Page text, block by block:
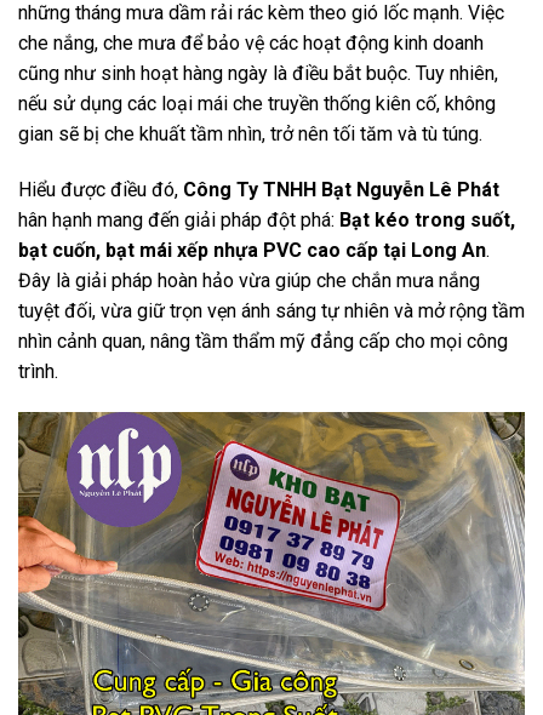
những tháng mưa dầm rải rác kèm theo gió lốc mạnh. Việc
che nắng, che mưa để bảo vệ các hoạt động kinh doanh
cũng như sinh hoạt hàng ngày là điều bắt buộc. Tuy nhiên,
nếu sử dụng các loại mái che truyền thống kiên cố, không
gian sẽ bị che khuất tầm nhìn, trở nên tối tăm và tù túng.
Hiểu được điều đó, Công Ty TNHH Bạt Nguyễn Lê Phát
hân hạnh mang đến giải pháp đột phá: Bạt kéo trong suốt,
bạt cuốn, bạt mái xếp nhựa PVC cao cấp tại Long An.
Đây là giải pháp hoàn hảo vừa giúp che chắn mưa nắng
tuyệt đối, vừa giữ trọn vẹn ánh sáng tự nhiên và mở rộng tầm
nhìn cảnh quan, nâng tầm thẩm mỹ đẳng cấp cho mọi công
trình.